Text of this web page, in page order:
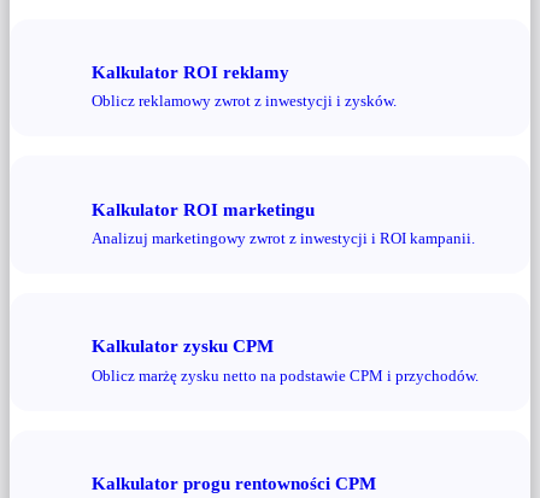
Kalkulator ROI reklamy
Oblicz reklamowy zwrot z inwestycji i zysków.
Kalkulator ROI marketingu
Analizuj marketingowy zwrot z inwestycji i ROI kampanii.
Kalkulator zysku CPM
Oblicz marżę zysku netto na podstawie CPM i przychodów.
Kalkulator progu rentowności CPM